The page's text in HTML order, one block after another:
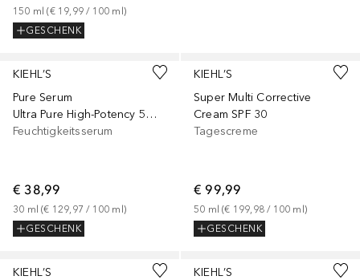
150 ml (€ 19,99 / 100 ml)
GESCHENK
KIEHL’S
Pure Serum
Ultra Pure High-Potency 5% Niacinamide
Feuchtigkeitsserum
€ 38,99
30 ml (€ 129,97 / 100 ml)
GESCHENK
KIEHL’S
Super Multi Corrective
Cream SPF 30
Tagescreme
€ 99,99
50 ml (€ 199,98 / 100 ml)
GESCHENK
KIEHL’S
KIEHL’S